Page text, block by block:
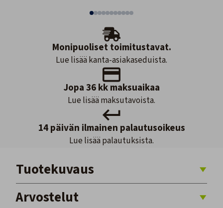
Monipuoliset toimitustavat.
Lue lisää kanta-asiakaseduista.
Jopa 36 kk maksuaikaa
Lue lisää maksutavoista.
14 päivän ilmainen palautusoikeus
Lue lisää palautuksista.
Tuotekuvaus
Arvostelut